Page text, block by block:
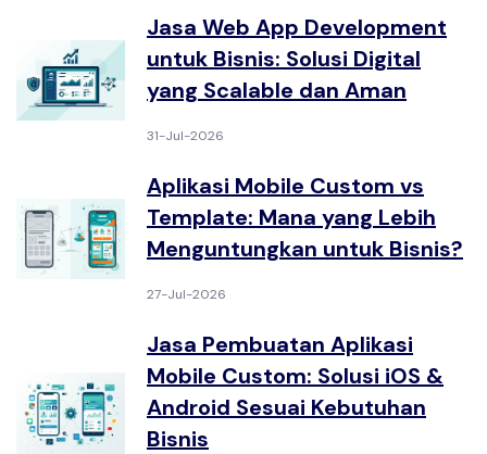
Jasa Web App Development
untuk Bisnis: Solusi Digital
yang Scalable dan Aman
31-Jul-2026
Aplikasi Mobile Custom vs
Template: Mana yang Lebih
Menguntungkan untuk Bisnis?
27-Jul-2026
Jasa Pembuatan Aplikasi
Mobile Custom: Solusi iOS &
Android Sesuai Kebutuhan
Bisnis